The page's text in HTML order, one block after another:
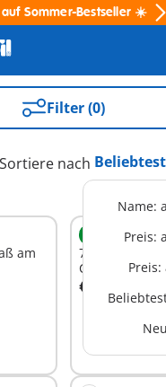
Sommer-Bestseller ☀️
Filter (0)
Sortiere nach
Name:
Preis:
am
S
72313 -
Camper GER
€ 19,99
In den